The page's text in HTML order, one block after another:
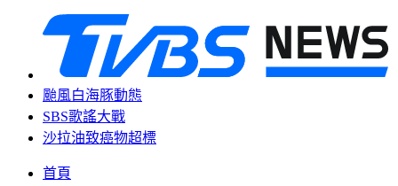
颱風白海豚動態
SBS歌謠大戰
沙拉油致癌物超標
首頁